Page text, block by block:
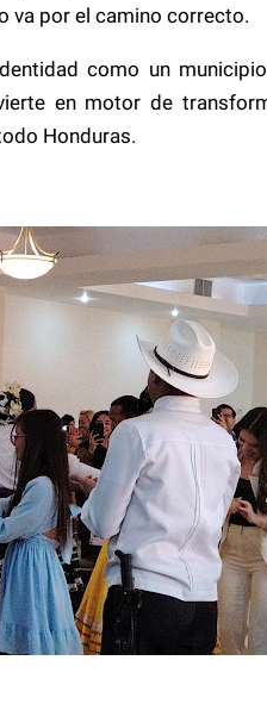
va por el camino correcto.
como un
en motor de
Honduras.